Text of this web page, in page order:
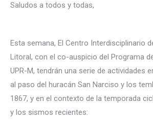
Saludos a todos y todas,
Esta semana, El Centro Interdisciplinario
Litoral, con el co-auspicio del Programa
UPR-M, tendrán una serie de actividades
al paso del huracán San Narciso y los
1867, y en el contexto de la temporada
y los sismos recientes: